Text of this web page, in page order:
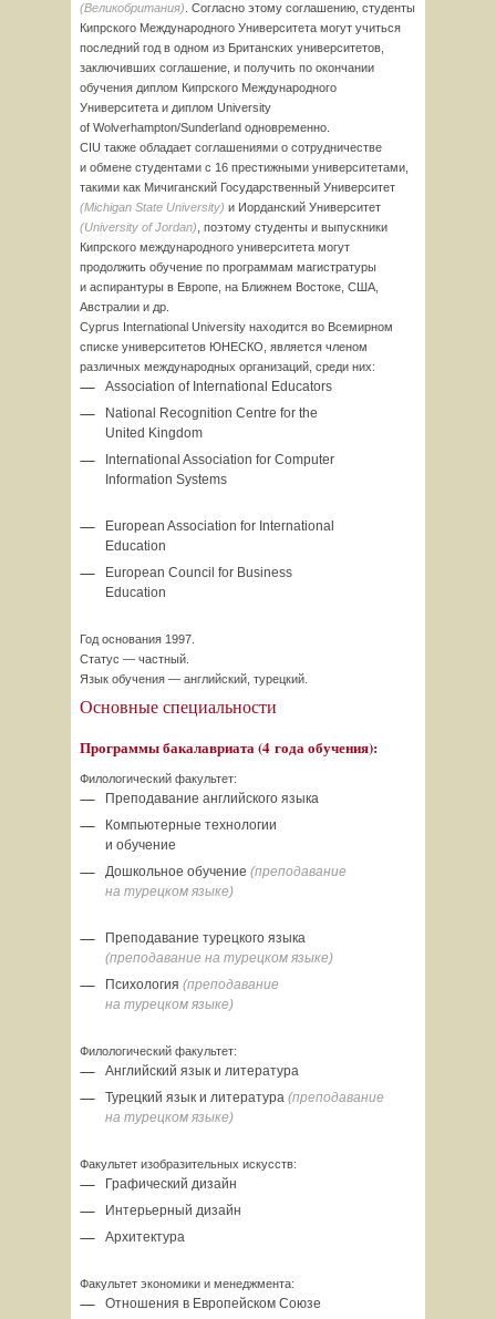
(Великобритания) . Согласно этому соглашению, студенты
Кипрского Международного Университета могут учиться
последний год в одном из Британских университетов,
заключивших соглашение, и получить по окончании
обучения диплом Кипрского Международного
Университета и диплом University
of Wolverhampton/Sunderland одновременно.
CIU также обладает соглашениями о сотрудничестве
и обмене студентами с 16 престижными университетами,
такими как Мичиганский Государственный Университет
(Michigan State University) и Иорданский Университет
(University of Jordan) , поэтому студенты и выпускники
Кипрского международного университета могут
продолжить обучение по программам магистратуры
и аспирантуры в Европе, на Ближнем Востоке, США,
Австралии и др.
Cyprus International University находится во Всемирном
списке университетов ЮНЕСКО, является членом
различных международных организаций, среди них:
Association of International Educators
National Recognition Centre for the
United Kingdom
International Association for Computer
Information Systems
European Association for International
Education
European Council for Business
Education
Год основания 1997.
Статус — частный.
Язык обучения — английский, турецкий.
Основные специальности
Программы бакалавриата (4 года обучения):
Филологический факультет:
Преподавание английского языка
Компьютерные технологии
и обучение
Дошкольное обучение (преподавание
на турецком языке)
Преподавание турецкого языка
(преподавание на турецком языке)
Психология (преподавание
на турецком языке)
Филологический факультет:
Английский язык и литература
Турецкий язык и литература (преподавание
на турецком языке)
Факультет изобразительных искусств:
Графический дизайн
Интерьерный дизайн
Архитектура
Факультет экономики и менеджмента:
Отношения в Европейском Союзе